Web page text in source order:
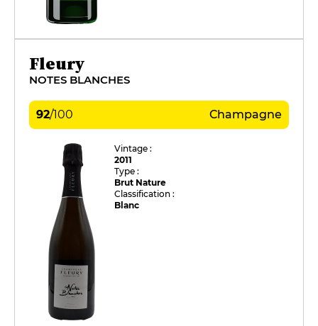
Fleury
NOTES BLANCHES
92/100 Champagne
Vintage :
2011
Type :
Brut Nature
Classification :
Blanc